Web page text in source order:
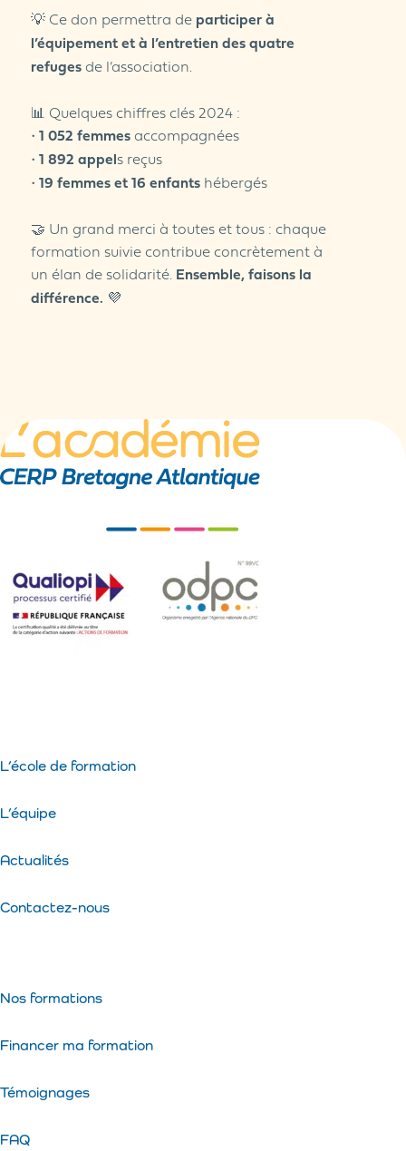
💡 Ce don permettra de participer à
l’équipement et à l’entretien des quatre
refuges de l’association.
📊 Quelques chiffres clés 2024 :
• 1 052 femmesaccompagnées
• 1 892 appels reçus
• 19 femmes et 16 enfantshébergés
🤝 Un grand merci à toutes et tous : chaque
formation suivie contribue concrètement à
un élan de solidarité. Ensemble, faisons la
différence. 💜
L’école de formation
L’équipe
Actualités
Contactez-nous
Nos formations
Financer ma formation
Témoignages
FAQ